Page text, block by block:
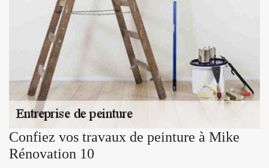
Confiez vos travaux de peinture à Mike
Rénovation 10